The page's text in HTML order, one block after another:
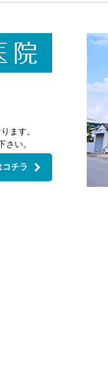
ます。
さい。
コチラ